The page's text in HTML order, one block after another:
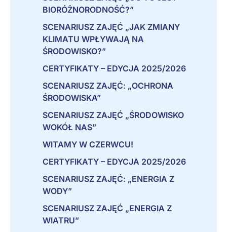
BIORÓŻNORODNOŚĆ?”
SCENARIUSZ ZAJĘĆ „JAK ZMIANY
KLIMATU WPŁYWAJĄ NA
ŚRODOWISKO?”
CERTYFIKATY – EDYCJA 2025/2026
SCENARIUSZ ZAJĘĆ: „OCHRONA
ŚRODOWISKA”
SCENARIUSZ ZAJĘĆ „ŚRODOWISKO
WOKÓŁ NAS”
WITAMY W CZERWCU!
CERTYFIKATY – EDYCJA 2025/2026
SCENARIUSZ ZAJĘĆ: „ENERGIA Z
WODY”
SCENARIUSZ ZAJĘĆ „ENERGIA Z
WIATRU”